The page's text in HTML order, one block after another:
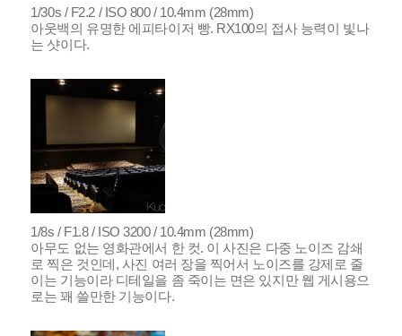
1/30s / F2.2 / ISO 800 / 10.4mm (28mm)
아웃백의 유명한 에피타이저 빵. RX100의 접사 능력이 빛나
는 샷이다.
1/8s / F1.8 / ISO 3200 / 10.4mm (28mm)
아무도 없는 영화관에서 한 컷. 이 사진은 다중 노이즈 감쇄
로 찍은 것인데, 사진 여러 장을 찍어서 노이즈를 강제로 줄
이는 기능이라 디테일을 좀 죽이는 면은 있지만 웹 게시용으
로는 꽤 쓸만한 기능이다.